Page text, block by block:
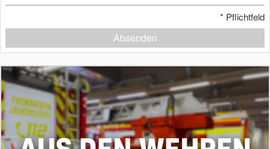
* Pflichtfeld
Absenden